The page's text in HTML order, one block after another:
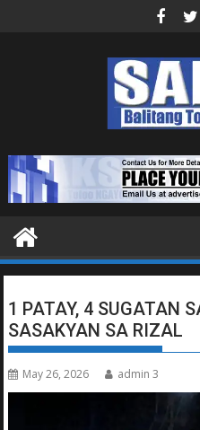
1 PATAY, 4 SUGATAN
SASAKYAN SA RIZAL
May 26, 2026 admin 3